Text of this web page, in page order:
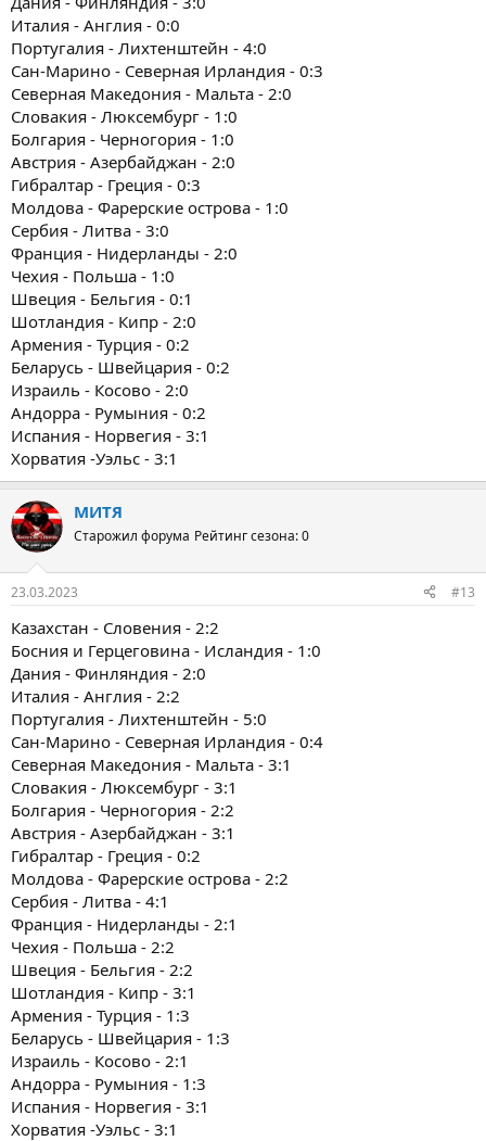
Италия - Англия - 0:0
Португалия - Лихтенштейн - 4:0
Сан-Марино - Северная Ирландия - 0:3
Северная Македония - Мальта - 2:0
Словакия - Люксембург - 1:0
Болгария - Черногория - 1:0
Австрия - Азербайджан - 2:0
Гибралтар - Греция - 0:3
Молдова - Фарерские острова - 1:0
Сербия - Литва - 3:0
Франция - Нидерланды - 2:0
Чехия - Польша - 1:0
Швеция - Бельгия - 0:1
Шотландия - Кипр - 2:0
Армения - Турция - 0:2
Беларусь - Швейцария - 0:2
Израиль - Косово - 2:0
Андорра - Румыния - 0:2
Испания - Норвегия - 3:1
Хорватия -Уэльс - 3:1
МИТЯ
Старожил форума Рейтинг сезона: 0
23.03.2023 #13
Казахстан - Словения - 2:2
Босния и Герцеговина - Исландия - 1:0
Дания - Финляндия - 2:0
Италия - Англия - 2:2
Португалия - Лихтенштейн - 5:0
Сан-Марино - Северная Ирландия - 0:4
Северная Македония - Мальта - 3:1
Словакия - Люксембург - 3:1
Болгария - Черногория - 2:2
Австрия - Азербайджан - 3:1
Гибралтар - Греция - 0:2
Молдова - Фарерские острова - 2:2
Сербия - Литва - 4:1
Франция - Нидерланды - 2:1
Чехия - Польша - 2:2
Швеция - Бельгия - 2:2
Шотландия - Кипр - 3:1
Армения - Турция - 1:3
Беларусь - Швейцария - 1:3
Израиль - Косово - 2:1
Андорра - Румыния - 1:3
Испания - Норвегия - 3:1
Хорватия -Уэльс - 3:1